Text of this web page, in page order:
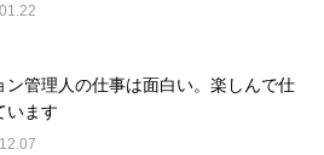
ン管理人の仕事は面白い。楽しんで仕
います